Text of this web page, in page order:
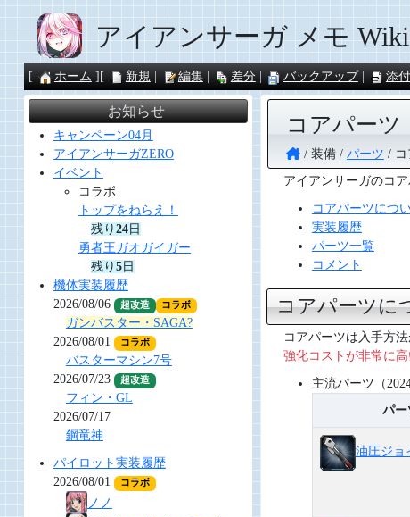
アイアンサーガ メモ Wiki
ホーム 新規 編集 差分 バックアップ 添付
コアパーツ
装備 パーツ
アイアンサーガのコ
コアパーツにつ
実装履歴
パーツ一覧
コメント
コアパーツに
コアパーツは入手方
強化コストが非常に
主流パーツ（
パー
油圧ジョ
お知らせ
キャンペーン04月
アイアンサーガZERO
イベント
コラボ
トップをねらえ！
残り 24日
勇者王ガオガイガー
残り 5日
機体実装履歴
2026/08/06
超改造 コラボ
ガンバスター・SAGA?
2026/08/01
コラボ
バスターマシン7号
2026/07/23
超改造
フィン・GL
2026/07/17
鋼竜神
パイロット実装履歴
2026/08/01
コラボ
ノノ